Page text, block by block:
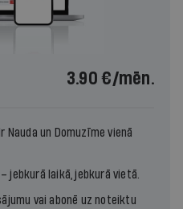
3.90 €/mēn.
Ir Nauda un Domuzīme vienā
jebkurā laikā, jebkurā vietā.
vai abonē uz noteiktu